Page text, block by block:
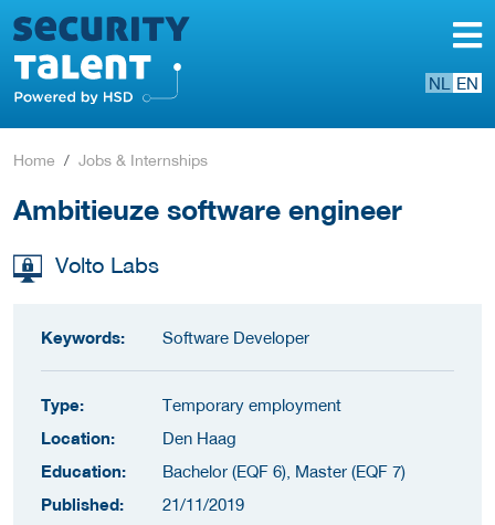
NL EN
Home Jobs & Internships
Ambitieuze software engineer
Volto Labs
Keywords: Software Developer
Type:
Temporary employment
Location:
Den Haag
Education:
Bachelor (EQF 6), Master (EQF 7)
Published:
21/11/2019